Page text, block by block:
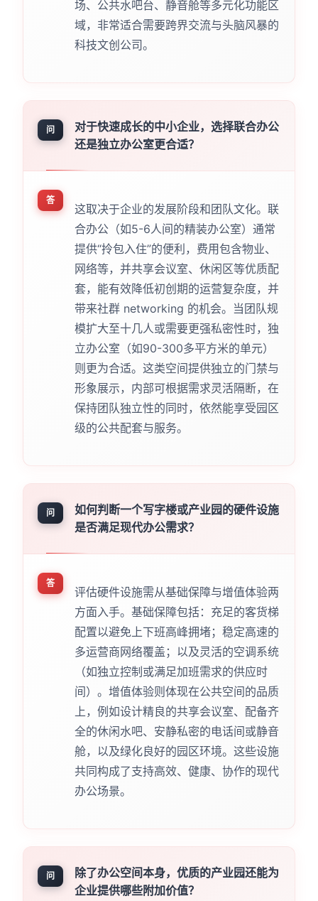
场、公共水吧台、静音舱等多元化功能区
域，非常适合需要跨界交流与头脑风暴的
科技文创公司。
问
对于快速成长的中小企业，选择联合办公
还是独立办公室更合适？
答
这取决于企业的发展阶段和团队文化。联
合办公（如5-6人间的精装办公室）通常
提供“拎包入住”的便利，费用包含物业、
网络等，并共享会议室、休闲区等优质配
套，能有效降低初创期的运营复杂度，并
带来社群 networking 的机会。当团队规
模扩大至十几人或需要更强私密性时，独
立办公室（如90-300多平方米的单元）
则更为合适。这类空间提供独立的门禁与
形象展示，内部可根据需求灵活隔断，在
保持团队独立性的同时，依然能享受园区
级的公共配套与服务。
问
如何判断一个写字楼或产业园的硬件设施
是否满足现代办公需求？
答
评估硬件设施需从基础保障与增值体验两
方面入手。基础保障包括：充足的客货梯
配置以避免上下班高峰拥堵；稳定高速的
多运营商网络覆盖；以及灵活的空调系统
（如独立控制或满足加班需求的供应时
间）。增值体验则体现在公共空间的品质
上，例如设计精良的共享会议室、配备齐
全的休闲水吧、安静私密的电话间或静音
舱，以及绿化良好的园区环境。这些设施
共同构成了支持高效、健康、协作的现代
办公场景。
问
除了办公空间本身，优质的产业园还能为
企业提供哪些附加价值？